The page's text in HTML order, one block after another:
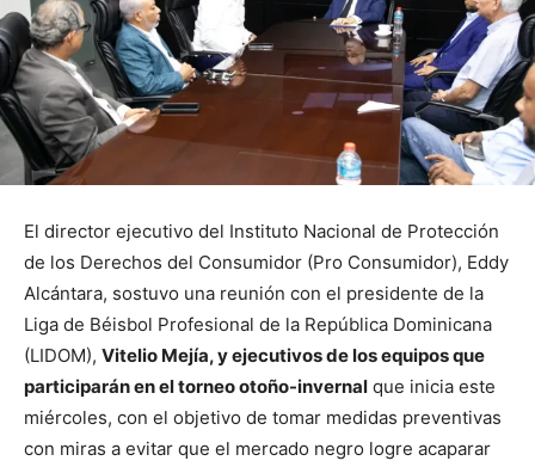
El director ejecutivo del Instituto Nacional de Protección
de los Derechos del Consumidor (Pro Consumidor), Eddy
Alcántara, sostuvo una reunión con el presidente de la
Liga de Béisbol Profesional de la República Dominicana
(LIDOM), Vitelio Mejía, y ejecutivos de los equipos que
participarán en el torneo otoño-invernal que inicia este
miércoles, con el objetivo de tomar medidas preventivas
con miras a evitar que el mercado negro logre acaparar